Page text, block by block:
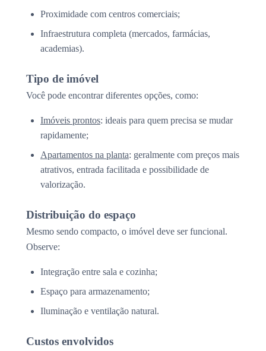
Proximidade com centros comerciais;
Infraestrutura completa (mercados, farmácias,
academias).
Tipo de imóvel
Você pode encontrar diferentes opções, como:
Imóveis prontos: ideais para quem precisa se mudar
rapidamente;
Apartamentos na planta: geralmente com preços mais
atrativos, entrada facilitada e possibilidade de
valorização.
Distribuição do espaço
Mesmo sendo compacto, o imóvel deve ser funcional.
Observe:
Integração entre sala e cozinha;
Espaço para armazenamento;
Iluminação e ventilação natural.
Custos envolvidos